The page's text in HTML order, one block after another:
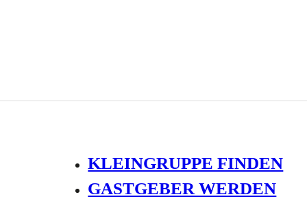
KLEINGRUPPE FINDEN
GASTGEBER WERDEN